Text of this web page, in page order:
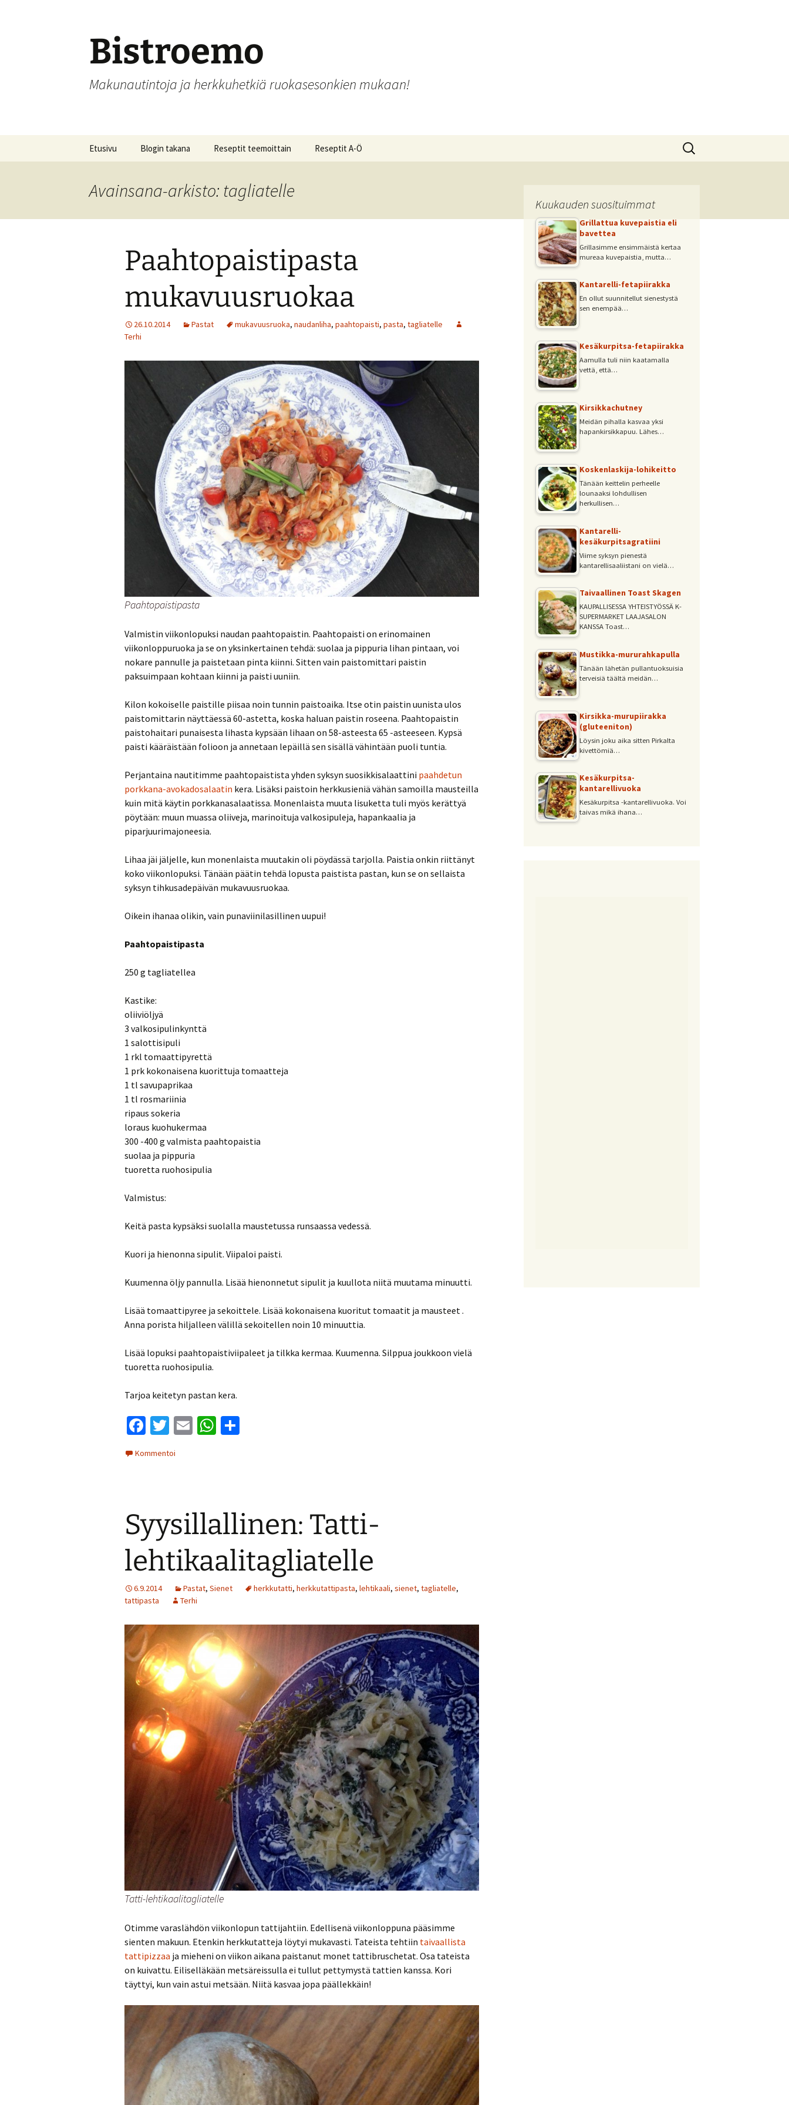
Bistroemo
Makunautintoja ja herkkuhetkiä ruokasesonkien mukaan!
Etusivu Blogin takana Reseptit teemoittain
Alkupalat
Joulu
Jälkiruokia
Kasvisherkkuja
Keitot
Liharuokia
Lintu
Lisukkeet
Makeat leivonnaiset
Munakkaat
Pastat
Pizzat
Salaatit
Sienet
Reseptit A-Ö
Haku:
Avainsana-arkisto: tagliatelle
Paahtopaistipasta
mukavuusruokaa
26.10.2014 Pastat mukavuusruoka, naudanliha, paahtopaisti, pasta, tagliatelle
Terhi
Paahtopaistipasta
Valmistin viikonlopuksi naudan paahtopaistin. Paahtopaisti on erinomainen
viikonloppuruoka ja se on yksinkertainen tehdä: suolaa ja pippuria lihan pintaan, voi
nokare pannulle ja paistetaan pinta kiinni. Sitten vain paistomittari paistin
paksuimpaan kohtaan kiinni ja paisti uuniin.
Kilon kokoiselle paistille piisaa noin tunnin paistoaika. Itse otin paistin uunista ulos
paistomittarin näyttäessä 60-astetta, koska haluan paistin roseena. Paahtopaistin
paistohaitari punaisesta lihasta kypsään lihaan on 58-asteesta 65 -asteeseen. Kypsä
paisti kääräistään folioon ja annetaan lepäillä sen sisällä vähintään puoli tuntia.
Perjantaina nautitimme paahtopaistista yhden syksyn suosikkisalaattini paahdetun
porkkana-avokadosalaatin kera. Lisäksi paistoin herkkusieniä vähän samoilla mausteilla
kuin mitä käytin porkkanasalaatissa. Monenlaista muuta lisuketta tuli myös kerättyä
pöytään: muun muassa oliiveja, marinoituja valkosipuleja, hapankaalia ja
piparjuurimajoneesia.
Lihaa jäi jäljelle, kun monenlaista muutakin oli pöydässä tarjolla. Paistia onkin riittänyt
koko viikonlopuksi. Tänään päätin tehdä lopusta paistista pastan, kun se on sellaista
syksyn tihkusadepäivän mukavuusruokaa.
Oikein ihanaa olikin, vain punaviinilasillinen uupui!
Paahtopaistipasta
250 g tagliatellea
Kastike:
oliiviöljyä
3 valkosipulinkynttä
1 salottisipuli
1 rkl tomaattipyrettä
1 prk kokonaisena kuorittuja tomaatteja
1 tl savupaprikaa
1 tl rosmariinia
ripaus sokeria
loraus kuohukermaa
300 -400 g valmista paahtopaistia
suolaa ja pippuria
tuoretta ruohosipulia
Valmistus:
Keitä pasta kypsäksi suolalla maustetussa runsaassa vedessä.
Kuori ja hienonna sipulit. Viipaloi paisti.
Kuumenna öljy pannulla. Lisää hienonnetut sipulit ja kuullota niitä muutama minuutti.
Lisää tomaattipyree ja sekoittele. Lisää kokonaisena kuoritut tomaatit ja mausteet .
Anna porista hiljalleen välillä sekoitellen noin 10 minuuttia.
Lisää lopuksi paahtopaistiviipaleet ja tilkka kermaa. Kuumenna. Silppua joukkoon vielä
tuoretta ruohosipulia.
Tarjoa keitetyn pastan kera.
Fa
b
k
T
wi
tt
E
W
p
Kommentoi
Syysillallinen: Tatti-
lehtikaalitagliatelle
6.9.2014 Pastat, Sienet herkkutatti, herkkutattipasta, lehtikaali, sienet, tagliatelle,
tattipasta
Terhi
Tatti-lehtikaalitagliatelle
Otimme varaslähdön viikonlopun tattijahtiin. Edellisenä viikonloppuna pääsimme
sienten makuun. Etenkin herkkutatteja löytyi mukavasti. Tateista tehtiin taivaallista
tattipizzaa ja mieheni on viikon aikana paistanut monet tattibruschetat. Osa tateista
on kuivattu. Eiliselläkään metsäreissulla ei tullut pettymystä tattien kanssa. Kori
täyttyi, kun vain astui metsään. Niitä kasvaa jopa päällekkäin!
Kuukauden suosituimmat
Grillattua kuvepaistia eli
bavettea
Grillasimme ensimmäistä kertaa
mureaa kuvepaistia, mutta…
Kantarelli-fetapiirakka
En ollut suunnitellut sienestystä
sen enempää…
Kesäkurpitsa-fetapiirakka
Aamulla tuli niin kaatamalla
vettä, että…
Kirsikkachutney
Meidän pihalla kasvaa yksi
hapankirsikkapuu. Lähes…
Koskenlaskija-lohikeitto
Tänään keittelin perheelle
lounaaksi lohdullisen
herkullisen…
Kantarelli-
kesäkurpitsagratiini
Viime syksyn pienestä
kantarellisaaliistani on vielä…
Taivaallinen Toast Skagen
KAUPALLISESSA YHTEISTYÖSSÄ K-
SUPERMARKET LAAJASALON
KANSSA Toast…
Mustikka-mururahkapulla
Tänään lähetän pullantuoksuisia
terveisiä täältä meidän…
Kirsikka-murupiirakka
(gluteeniton)
Löysin joku aika sitten Pirkalta
kivettömiä…
Kesäkurpitsa-
kantarellivuoka
Kesäkurpitsa -kantarellivuoka. Voi
taivas mikä ihana…